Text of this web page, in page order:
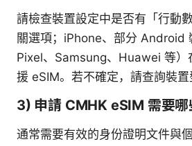
請檢查裝置設定中是否有「行動
關選項；iPhone、部分 Android
Pixel、Samsung、Huawei 等）
援 eSIM。若不確定，請查詢裝置
3) 申請 CMHK eSIM 需要哪
通常需要有效的身份證明文件與